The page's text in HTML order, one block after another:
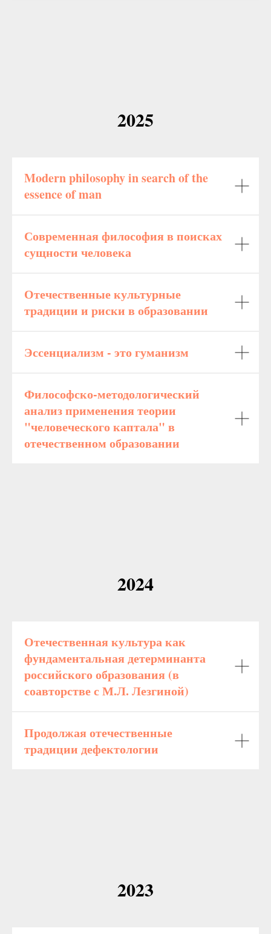
2025
Modern philosophy in search of the
essence of man
Современная философия в поисках
сущности человека
Отечественные культурные
традиции и риски в образовании
Эссенциализм - это гуманизм
Философско-методологический
анализ применения теории
"человеческого каптала" в
отечественном образовании
2024
Отечественная культура как
фундаментальная детерминанта
российского образования (в
соавторстве с М.Л. Лезгиной)
Продолжая отечественные
традиции дефектологии
2023